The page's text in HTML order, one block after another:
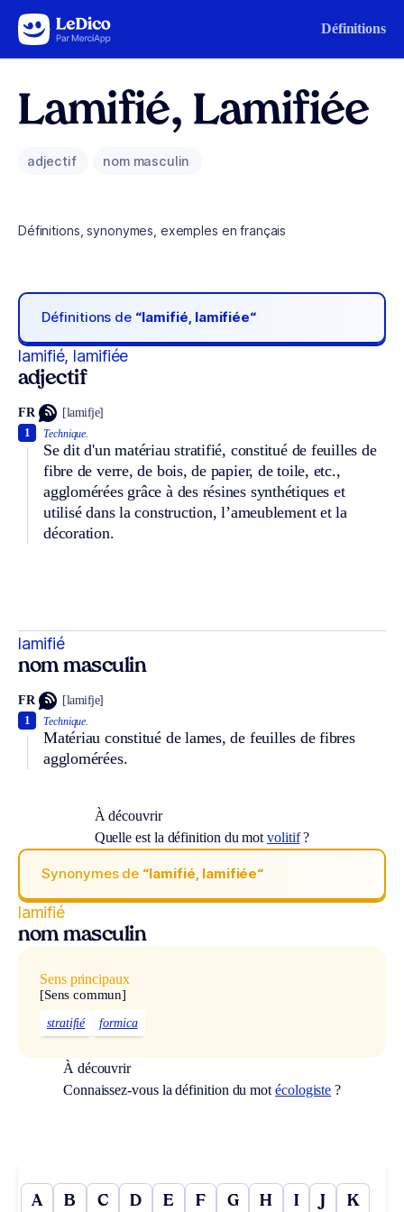
Aller au contenu Définitions
Lamifié, Lamifiée
adjectif nom masculin
Définitions, synonymes, exemples en français
Définitions de “lamifié, lamifiée“
lamifié, lamifiée
adjectif
FR [lamifje]
Technique.
Se dit d'un matériau stratifié, constitué de feuilles de
fibre de verre, de bois, de papier, de toile, etc.,
agglomérées grâce à des résines synthétiques et
utilisé dans la construction, l’ameublement et la
décoration.
1
lamifié
nom masculin
FR [lamifje]
Technique.
Matériau constitué de lames, de feuilles de fibres
agglomérées.
1
À découvrir
Quelle est la définition du motvolitif?
Synonymes de “lamifié, lamifiée“
lamifié
nom masculin
Sens principaux
[Sens commun]
stratifié formica
À découvrir
Connaissez-vous la définition du mot écologiste ?
A B C D E F G H I J K